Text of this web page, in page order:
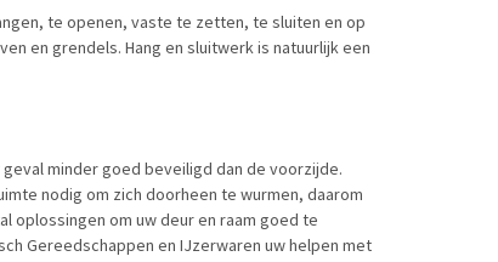
te openen, vaste te zetten, te sluiten en op
en grendels. Hang en sluitwerk is natuurlijk een
minder goed beveiligd dan de voorzijde.
nodig om zich doorheen te wurmen, daarom
oplossingen om uw deur en raam goed te
Gereedschappen en IJzerwaren uw helpen met